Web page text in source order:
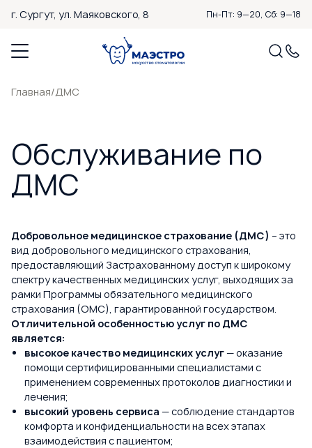
г. Сургут, ул. Маяковского, 8 Пн-Пт: 9—20, Сб: 9—18
Главная/ДМС
Обслуживание по
ДМС
Добровольное медицинское страхование (ДМС) – это
вид добровольного медицинского страхования,
предоставляющий Застрахованному доступ к широкому
спектру качественных медицинских услуг, выходящих за
рамки Программы обязательного медицинского
страхования (ОМС), гарантированной государством.
Отличительной особенностью услуг по ДМС
является:
высокое качество медицинских услуг— оказание
помощи сертифицированными специалистами с
применением современных протоколов диагностики и
лечения;
высокий уровень сервиса — соблюдение стандартов
комфорта и конфиденциальности на всех этапах
взаимодействия с пациентом;